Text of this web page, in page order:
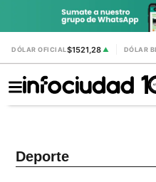
DÓLAR OFICIAL$1521,28 ▲ DÓLAR
Deporte